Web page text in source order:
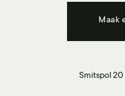
Maak
Smitspol 20